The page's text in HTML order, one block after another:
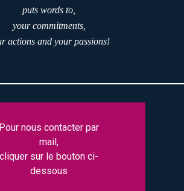
puts words to,
your commitments,
actions and your passions!
Pour nous contacter par
mail,
cliquer sur le bouton ci-
dessous